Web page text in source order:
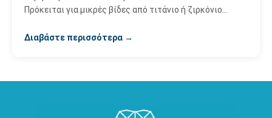
Πρόκειται για μικρές βίδες από τιτάνιο ή ζιρκόνιο…
Διαβάστε περισσότερα →